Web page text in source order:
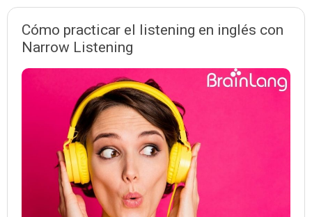
Cómo practicar el listening en inglés con
Narrow Listening